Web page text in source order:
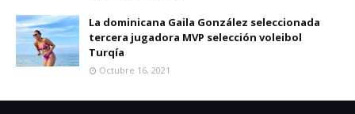
La dominicana Gaila González seleccionada
tercera jugadora MVP selección voleibol
Turqía
Octubre 16, 2021